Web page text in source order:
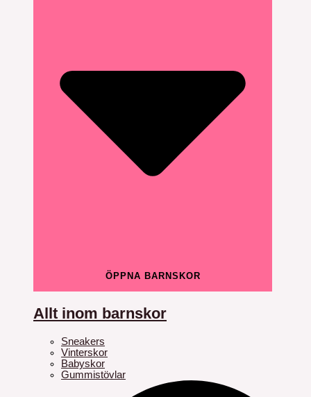
ÖPPNA BARNSKOR
Allt inom barnskor
Sneakers
Vinterskor
Babyskor
Gummistövlar